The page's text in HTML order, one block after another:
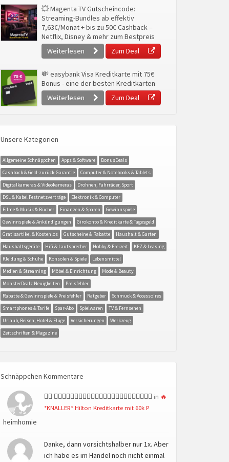
💥 Magenta TV Gutscheincode:
Streaming-Bundles ab effektiv
7,63€/Monat + bis zu 50€ Cashback –
Netflix, Disney & mehr zum Bestpreis
Weiterlesen
Zum Deal
💸 easybank Visa Kreditkarte mit 75€
Bonus - eine der besten Kreditkarten
Weiterlesen
Zum Deal
Unsere Kategorien
Allgemeine Schnäppchen Apps & Software
BonusDeals
Cashback & Geld-zurück-Garantie
Computer & Notebooks & Tablets
Digitalkameras & Videokameras
Drohnen, Fahrräder, Sport
DSL & Kabel Festnetzverträge
Elektronik & Computer
Filme & Musik & Bücher
Finanzen & Sparen
Gewinnspiele
Gewinnspiele & Ankündigungen
Girokonto & Kreditkarte & Tagesgeld
Gratisartikel & Kostenlos
Gutscheine & Rabatte
Haushalt & Garten
Haushaltsgeräte
Hifi & Lautsprecher Hobby & Freizeit
KFZ & Leasing
Kleidung & Schuhe
Konsolen & Spiele
Lebensmittel
Medien & Streaming
Möbel & Einrichtung
Mode & Beauty
MonsterDealz Neuigkeiten
Preisfehler
Rabatte & Gewinnspiele & Preisfehler
Ratgeber
Schmuck & Accessoires
Smartphones & Tarife
Spar-Abo Spielwaren
TV & Fernsehen
Urlaub, Reisen, Hotel & Flüge
Versicherungen
Werkzeug
Zeitschriften & Magazine
Schnäppchen Kommentare
heimhomie
👍🏻 👍🏻👍🏻👍🏻👍🏻👍🏻👍🏻👍🏻👍🏻👍🏻👍🏻👍🏻👍🏻 in 🔥
*KNALLER* Hilton Kreditkarte mit 60k P
Danke, dann vorsichtshalber nur 1x. Aber
ich habe es im Handel noch nicht einmal